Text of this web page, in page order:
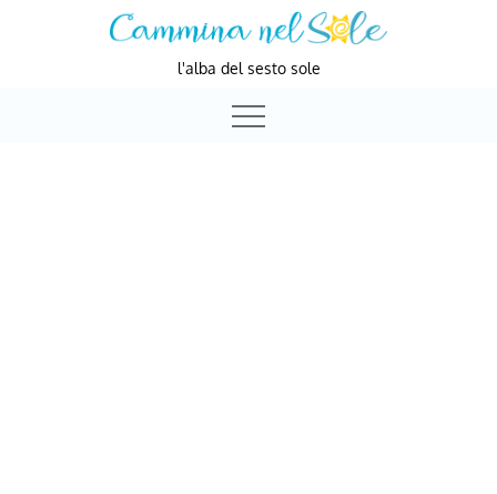
l'alba del sesto sole